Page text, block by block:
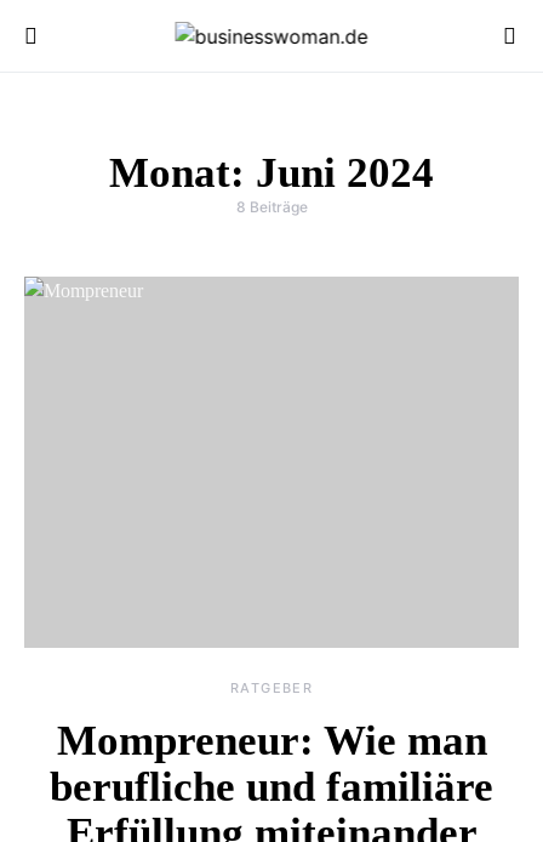
Monat: Juni 2024
8 Beiträge
RATGEBER
Mompreneur: Wie man
berufliche und familiäre